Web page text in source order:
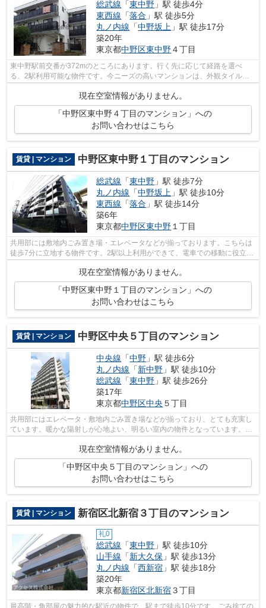
総武線 「東中野 」駅 徒歩4分
東西線 「落合 」駅 徒歩5分
丸ノ内線 「中野坂上 」駅 徒歩17分
築20年
東京都中野区東中野４丁目
東中野駅前交番が372mのところにあります。行く先に応じて経路を選べ
る、2駅利用可能な物件です。今ニーズの高いマンションは、外観タイル張
りのマンションです。総武線東中野をよく利...
現在空室情報がありません。
「中野区東中野４丁目のマンション」への
お問い合わせはこちら
賃貸 | マンション 中野区東中野１丁目のマンション
総武線 「東中野 」駅 徒歩7分
丸ノ内線 「中野坂上 」駅 徒歩10分
東西線 「落合 」駅 徒歩14分
築6年
東京都中野区東中野 １丁目
共用部には敷地内ごみ置き場・エレベータなどが揃っております。こちらは
徒歩7分に立地する物件です。2駅以上利用ができて、電車での移動に役立つ
物件です。築4年の築浅物件。防犯対策...
現在空室情報がありません。
「中野区東中野１丁目のマンション」への
お問い合わせはこちら
賃貸 | マンション 中野区中央５丁目のマンション
中央線 「中野 」駅 徒歩6分
丸ノ内線 「新中野 」駅 徒歩10分
総武線 「東中野 」駅 徒歩26分
築17年
東京都中野区中央 ５丁目
共用部にはエレベータ・敷地内ごみ置き場などが揃っており、とても充実し
ています。暖かな陽射しが心地よい、明るい室内の物件となっています。こ
現在空室情報がありません。
「中野区中央５丁目のマンション」への
お問い合わせはこちら
賃貸 | マンション 新宿区北新宿３丁目のマンション
礼0
総武線 「東中野 」駅 徒歩10分
山手線 「新大久保 」駅 徒歩13分
丸ノ内線 「西新宿 」駅 徒歩18分
築20年
東京都新宿区北新宿３丁目
最高階・角部屋の魅力的な駅近の物件で、駅まで徒歩10分です。ごみ捨ての